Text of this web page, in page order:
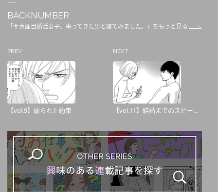
BACKNUMBER
「＃真面目婚活女子、寄ってきた男と寝てみました。」をもっと見る
PREV
【vol.9】破られた約束
NEXT
【vol.11】結婚までのスピー...